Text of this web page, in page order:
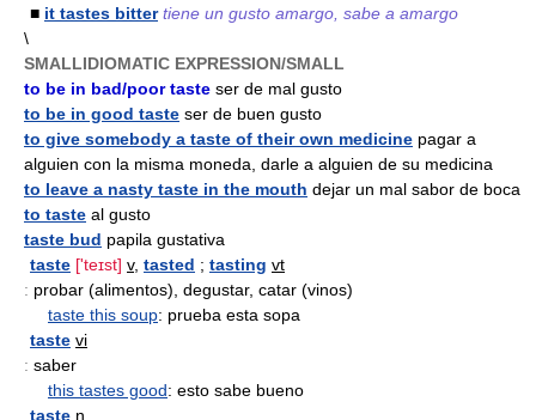
■ it tastes bitter tiene un gusto amargo, sabe a amargo
\
SMALLIDIOMATIC EXPRESSION/SMALL
to be in bad/poor taste ser de mal gusto
to be in good taste ser de buen gusto
to give somebody a taste of their own medicine pagar a
alguien con la misma moneda, darle a alguien de su medicina
to leave a nasty taste in the mouth dejar un mal sabor de boca
to taste al gusto
taste bud papila gustativa
taste ['teɪst] v, tasted ; tasting vt
: probar (alimentos), degustar, catar (vinos)
taste this soup: prueba esta sopa
taste vi
: saber
this tastes good: esto sabe bueno
taste n